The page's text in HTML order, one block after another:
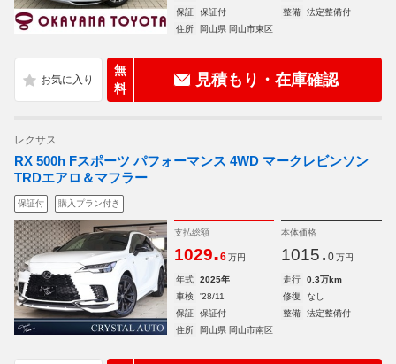
保証
保証付 整備
法定整備付
住所
岡山県 岡山市東区
無
料
見積もり・在庫確認
レクサス
RX 500h Fスポーツ パフォーマンス 4WD マークレビンソン
TRDエアロ＆マフラー
保証付 購入プラン付き
支払総額
1029.6 万円
本体価格
1015. 0 万円
年式 2025年 走行
0.3万km
車検
'28/11 修復
なし
保証
保証付 整備
法定整備付
住所
岡山県 岡山市南区